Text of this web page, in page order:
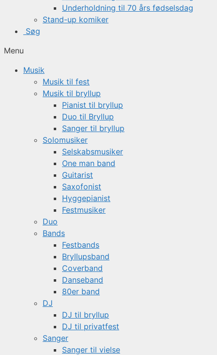
Underholdning til 70 års fødselsdag
Stand-up komiker
Søg
Menu
Musik
Musik til fest
Musik til bryllup
Pianist til bryllup
Duo til Bryllup
Sanger til bryllup
Solomusiker
Selskabsmusiker
One man band
Guitarist
Saxofonist
Hyggepianist
Festmusiker
Duo
Bands
Festbands
Bryllupsband
Coverband
Danseband
80er band
DJ
DJ til bryllup
DJ til privatfest
Sanger
Sanger til vielse